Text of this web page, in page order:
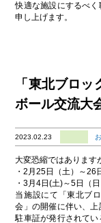
快適な施設にするべ
申し上げます。
「東北ブロ
ボール交流大
2023.02.23
大変恐縮ではあります
・2月25日（土）～26
・3月4日(土)～5日（日
当施設にて「東北ブ
会」の開催に伴い、
駐車証が発行されて